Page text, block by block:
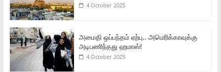
4 October 2025
அமைதி ஒப்பந்தம் ஏற்பு.. அமெரிக்காவுக்கு
அடிபணிந்தது ஹமாஸ்!
4 October 2025